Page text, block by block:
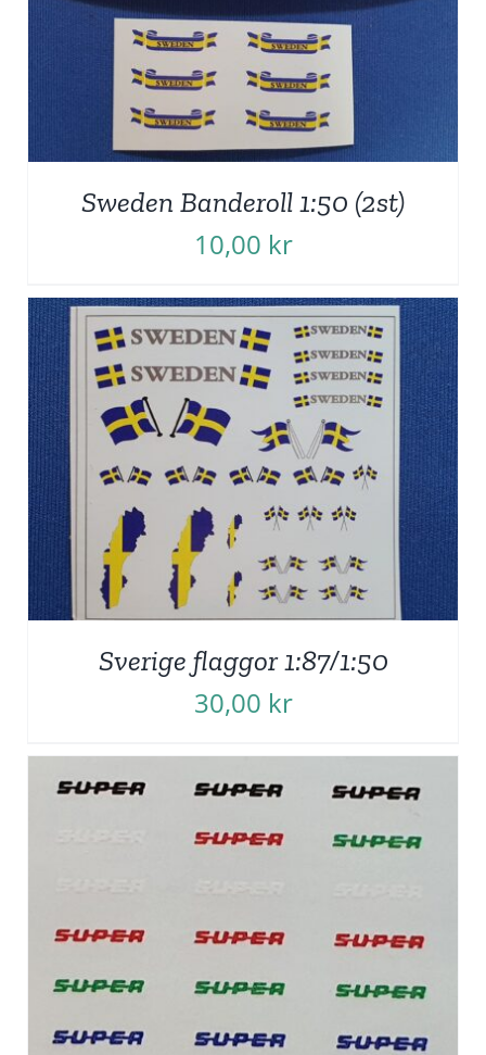
Sweden Banderoll 1:50 (2st)
10,00 kr
Sverige flaggor 1:87/1:50
30,00 kr